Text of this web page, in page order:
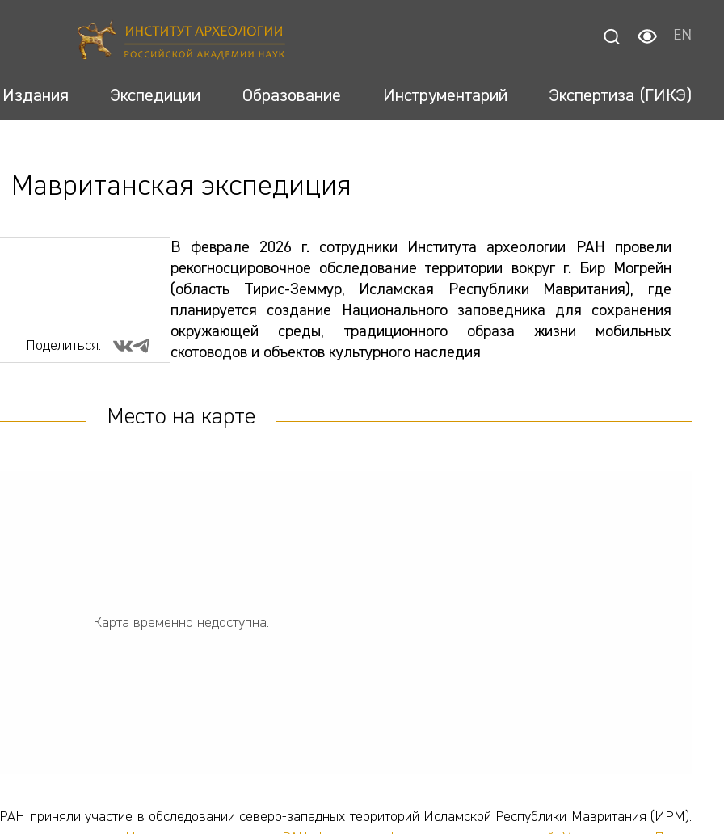
EN
Издания Экспедиции Образование Инструментарий Экспертиза (ГИКЭ)
Мавританская экспедиция
Поделиться:
В феврале 2026 г. сотрудники Института археологии РАН провели
рекогносцировочное обследование территории вокруг г. Бир Могрейн
(область Тирис-Земмур, Исламская Республики Мавритания), где
планируется создание Национального заповедника для сохранения
окружающей среды, традиционного образа жизни мобильных
скотоводов и объектов культурного наследия
Место на карте
Карта временно недоступна.
приняли участие в обследовании северо-западных территорий Исламской Республики Мавритания (ИРМ).